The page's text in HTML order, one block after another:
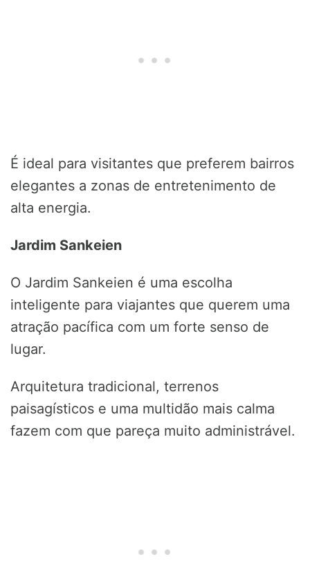
É ideal para visitantes que preferem bairros
elegantes a zonas de entretenimento de
alta energia.
Jardim Sankeien
O Jardim Sankeien é uma escolha
inteligente para viajantes que querem uma
atração pacífica com um forte senso de
lugar.
Arquitetura tradicional, terrenos
paisagísticos e uma multidão mais calma
fazem com que pareça muito administrável.